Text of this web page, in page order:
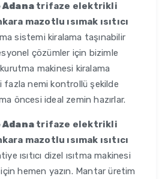
trifaze elektrikli
mazotlu ısımak ısıtıcı
sistemi kiralama taşınabilir
çözümler için bizimle
makinesi kiralama
fazla nemi kontrollü şekilde
öncesi ideal zemin hazırlar.
trifaze elektrikli
mazotlu ısımak ısıtıcı
ısıtıcı dizel ısıtma makinesi
için hemen yazın. Mantar üretim